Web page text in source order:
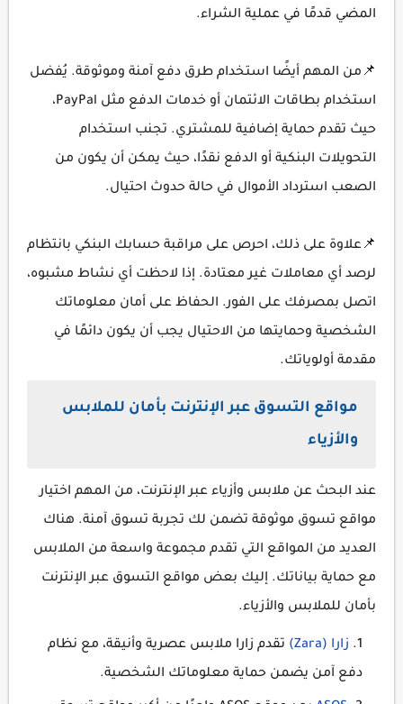
المضي قدمًا في عملية الشراء.
📌من المهم أيضًا استخدام طرق دفع آمنة وموثوقة. يُفضل
استخدام بطاقات الائتمان أو خدمات الدفع مثل PayPal،
حيث تقدم حماية إضافية للمشتري. تجنب استخدام
التحويلات البنكية أو الدفع نقدًا، حيث يمكن أن يكون من
الصعب استرداد الأموال في حالة حدوث احتيال.
📌علاوة على ذلك، احرص على مراقبة حسابك البنكي بانتظام
لرصد أي معاملات غير معتادة. إذا لاحظت أي نشاط مشبوه،
اتصل بمصرفك على الفور. الحفاظ على أمان معلوماتك
الشخصية وحمايتها من الاحتيال يجب أن يكون دائمًا في
مقدمة أولوياتك.
مواقع التسوق عبر الإنترنت بأمان للملابس
والأزياء
عند البحث عن ملابس وأزياء عبر الإنترنت، من المهم اختيار
مواقع تسوق موثوقة تضمن لك تجربة تسوق آمنة. هناك
العديد من المواقع التي تقدم مجموعة واسعة من الملابس
مع حماية بياناتك. إليك بعض مواقع التسوق عبر الإنترنت
بأمان للملابس والأزياء.
زارا (Zara)
تقدم زارا ملابس عصرية وأنيقة، مع نظام
دفع آمن يضمن حماية معلوماتك الشخصية.